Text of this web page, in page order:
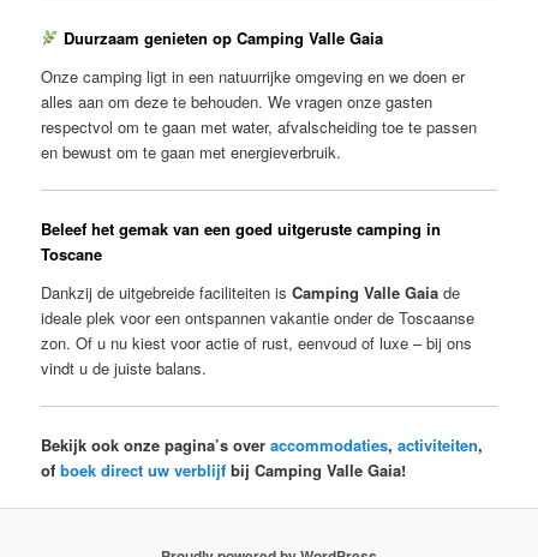
Duurzaam genieten op Camping Valle Gaia
Onze camping ligt in een natuurrijke omgeving en we doen er
alles aan om deze te behouden. We vragen onze gasten
respectvol om te gaan met water, afvalscheiding toe te passen
en bewust om te gaan met energieverbruik.
Beleef het gemak van een goed uitgeruste camping in
Toscane
Dankzij de uitgebreide faciliteiten isCamping Valle Gaia de
ideale plek voor een ontspannen vakantie onder de Toscaanse
zon. Of u nu kiest voor actie of rust, eenvoud of luxe – bij ons
vindt u de juiste balans.
Bekijk ook onze pagina’s overaccommodaties,activiteiten,
ofboek direct uw verblijf bij Camping Valle Gaia!